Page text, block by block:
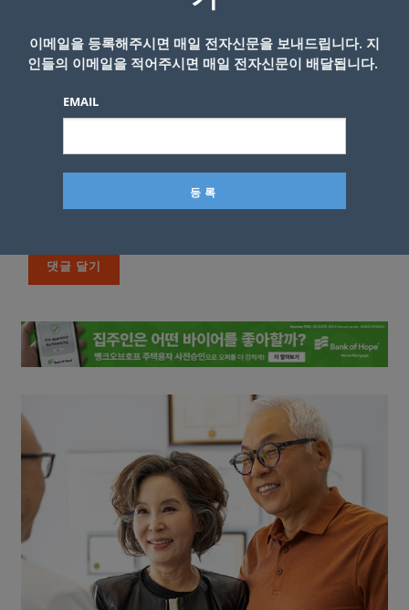
이메일을 등록해주시면 매일 전자신문을 보내드립니다. 지
인들의 이메일을 적어주시면 매일 전자신문이 배달됩니다.
EMAIL